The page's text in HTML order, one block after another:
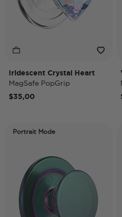
Iridescent Crystal Heart
MagSafe PopGrip
$35,00
Portrait Mode